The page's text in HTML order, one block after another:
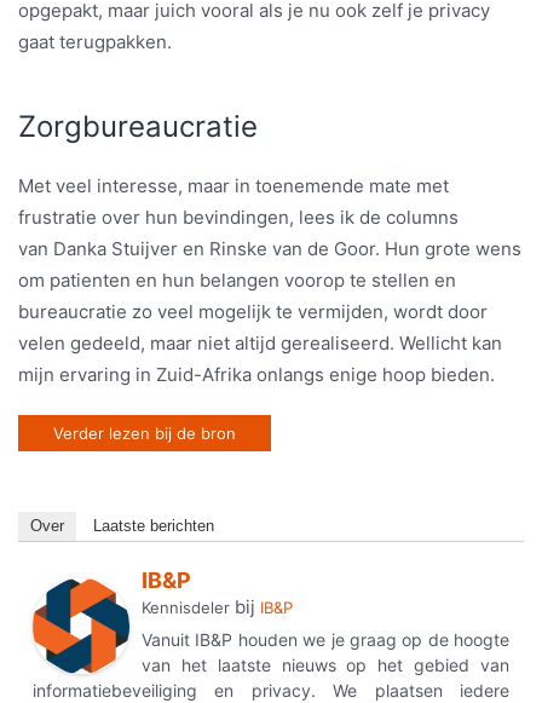
opgepakt, maar juich vooral als je nu ook zelf je privacy
gaat terug­pakken.
Zorgbureaucratie
Met veel interesse, maar in toenemende mate met
frustratie over hun bevindingen, lees ik de columns
van Danka Stuijver en Rinske van de Goor. Hun grote wens
om patienten en hun belangen voorop te stellen en
bureaucratie zo veel mogelijk te vermijden, wordt door
velen gedeeld, maar niet altijd gerealiseerd. Wellicht kan
mijn ervaring in Zuid-Afrika onlangs enige hoop bieden.
Verder lezen bij de bron
Over Laatste berichten
IB&P
Kennisdeler bij IB&P
Vanuit IB&P houden we je graag op de hoogte
van het laatste nieuws op het gebied van
informatiebeveiliging en privacy. We plaatsen iedere